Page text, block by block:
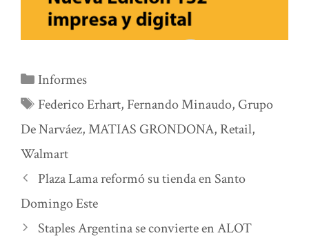
Categorías
Informes
Etiquetas
Federico Erhart, Fernando Minaudo, Grupo
De Narváez,MATIAS GRONDONA, Retail,
Walmart
Plaza Lama reformó su tienda en Santo
Domingo Este
Staples Argentina se convierte en ALOT